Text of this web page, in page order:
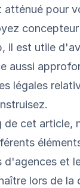
atténué pour
il est utile
aussi
légales
de cet article,
d'agences et
lors de la